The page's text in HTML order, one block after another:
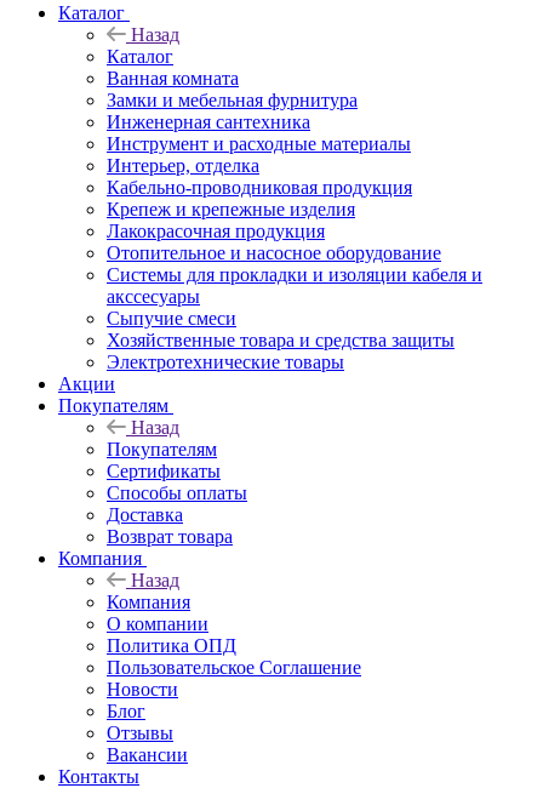
Каталог
Назад
Каталог
Ванная комната
Замки и мебельная фурнитура
Инженерная сантехника
Инструмент и расходные материалы
Интерьер, отделка
Кабельно-проводниковая продукция
Крепеж и крепежные изделия
Лакокрасочная продукция
Отопительное и насосное оборудование
Системы для прокладки и изоляции кабеля и
акссесуары
Сыпучие смеси
Хозяйственные товара и средства защиты
Электротехнические товары
Акции
Покупателям
Назад
Покупателям
Сертификаты
Способы оплаты
Доставка
Возврат товара
Компания
Назад
Компания
О компании
Политика ОПД
Пользовательское Соглашение
Новости
Блог
Отзывы
Вакансии
Контакты